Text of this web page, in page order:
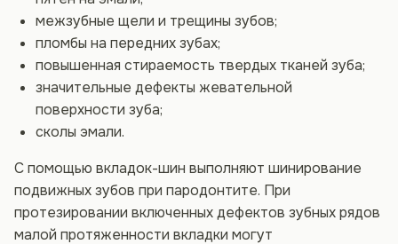
межзубные щели и трещины зубов;
пломбы на передних зубах;
повышенная стираемость твердых тканей зуба;
значительные дефекты жевательной
поверхности зуба;
сколы эмали.
С помощью вкладок-шин выполняют шинирование
подвижных зубов при пародонтите. При
протезировании включенных дефектов зубных рядов
малой протяженности вкладки могут